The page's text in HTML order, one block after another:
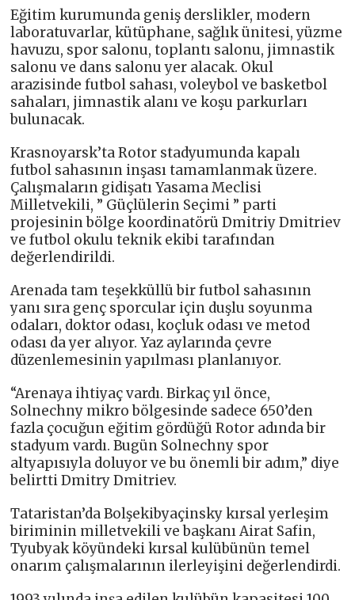
Eğitim kurumunda geniş derslikler, modern
laboratuvarlar, kütüphane, sağlık ünitesi, yüzme
havuzu, spor salonu, toplantı salonu, jimnastik
salonu ve dans salonu yer alacak. Okul
arazisinde futbol sahası, voleybol ve basketbol
sahaları, jimnastik alanı ve koşu parkurları
bulunacak.
Krasnoyarsk’ta Rotor stadyumunda kapalı
futbol sahasının inşası tamamlanmak üzere.
Çalışmaların gidişatı Yasama Meclisi
Milletvekili, ” Güçlülerin Seçimi ” parti
projesinin bölge koordinatörü Dmitriy Dmitriev
ve futbol okulu teknik ekibi tarafından
değerlendirildi.
Arenada tam teşekküllü bir futbol sahasının
yanı sıra genç sporcular için duşlu soyunma
odaları, doktor odası, koçluk odası ve metod
odası da yer alıyor. Yaz aylarında çevre
düzenlemesinin yapılması planlanıyor.
“Arenaya ihtiyaç vardı. Birkaç yıl önce,
Solnechny mikro bölgesinde sadece 650’den
fazla çocuğun eğitim gördüğü Rotor adında bir
stadyum vardı. Bugün Solnechny spor
altyapısıyla doluyor ve bu önemli bir adım,” diye
belirtti Dmitry Dmitriev.
Tataristan’da Bolşekibyaçinsky kırsal yerleşim
biriminin milletvekili ve başkanı Airat Safin,
Tyubyak köyündeki kırsal kulübünün temel
onarım çalışmalarının ilerleyişini değerlendirdi.